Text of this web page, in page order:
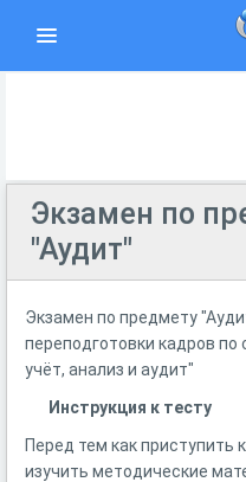
Экзамен по
"Аудит"
Экзамен по предмету
переподготовки кадров по
учёт, анализ и аудит"
Инструкция к тесту
Перед тем как приступить
изучить методические